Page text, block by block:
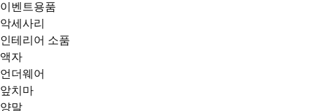
이벤트용품
악세사리
인테리어 소품
액자
언더웨어
앞치마
양말